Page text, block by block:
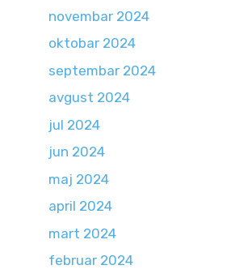
novembar 2024
oktobar 2024
septembar 2024
avgust 2024
jul 2024
jun 2024
maj 2024
april 2024
mart 2024
februar 2024